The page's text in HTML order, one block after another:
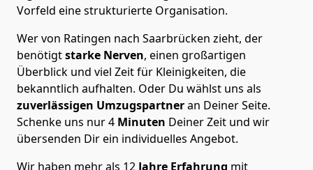
Vorfeld eine strukturierte Organisation.
Wer von Ratingen nach Saarbrücken zieht, der
benötigtstarke Nerven, einen großartigen
Überblick und viel Zeit für Kleinigkeiten, die
bekanntlich aufhalten. Oder Du wählst uns als
zuverlässigen Umzugspartneran Deiner Seite.
Schenke uns nur4 Minuten Deiner Zeit und wir
übersenden Dir ein individuelles Angebot.
Wir haben mehr als 12 Jahre Erfahrung mit